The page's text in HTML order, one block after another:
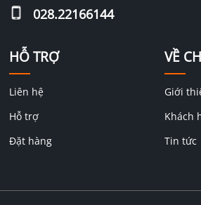
HỖ TRỢ
Liên hệ
Hỗ trợ
Đặt hàng
VỀ
Giới
Khách
Tin tức
028.22166144